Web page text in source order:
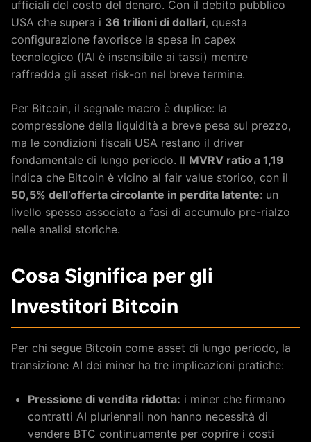
ufficiali del costo del denaro. Con il debito pubblico
USA che supera i 36 trilioni di dollari, questa
configurazione favorisce la spesa in capex
tecnologico (l’AI è insensibile ai tassi) mentre
raffredda gli asset risk-on nel breve termine.
Per Bitcoin, il segnale macro è duplice: la
compressione della liquidità a breve pesa sul prezzo,
ma le condizioni fiscali USA restano il driver
fondamentale di lungo periodo. Il MVRV ratio a 1,19
indica che Bitcoin è vicino al fair value storico, con il
50,5% dell’offerta circolante in perdita latente: un
livello spesso associato a fasi di accumulo pre-rialzo
nelle analisi storiche.
Cosa Significa per gli
Investitori Bitcoin
Per chi segue Bitcoin come asset di lungo periodo, la
transizione AI dei miner ha tre implicazioni pratiche:
Pressione di vendita ridotta: i miner che firmano
contratti AI pluriennali non hanno necessità di
vendere BTC continuamente per coprire i costi